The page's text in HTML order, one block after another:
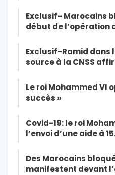
Exclusif- Marocains
début de l’opération
Exclusif-Ramid dans
source à la CNSS
Le roi Mohammed VI
succès »
Covid-19: le roi
l’envoi d’une aide à
Des Marocains
manifestent devant